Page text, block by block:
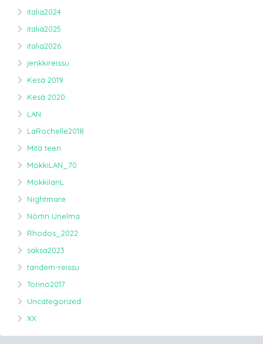
italia2024
italia2025
italia2026
jenkkireissu
Kesä 2019
Kesä 2020
LAN
LaRochelle2018
Mitä teen
MökkiLAN_70
MokkilanL
Nightmare
Nörtin Unelma
Rhodos_2022
saksa2023
tandem-reissu
Torino2017
Uncategorized
XX